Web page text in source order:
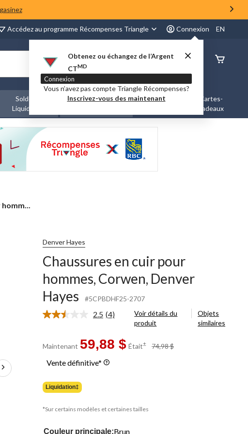
Accédez au programme Récompenses Triangle Connexion
Obtenez ou échangez de l’Argent
CTMD
Connexion
Vous n’avez pas compte Triangle Récompenses?
Inscrivez-vous des maintenant
EN
État de
Soldes &
Liquidation
Nouveautés et
Marques
Cartes-
cadeaux
Denver Hayes
Chaussures en cuir pour
hommes, Corwen, Denver
Hayes
#5CPBDHF25-2707
2.5 Lire
commentaires.
Lien
la
(4)
Voir détails du
produit
Objets
similaires
Maintenant 59,88 $ Était± 74,98 $
Vente définitive*
Liquidation‡
*Sur certains modèles et certaines tailles
Couleur principale:Brun